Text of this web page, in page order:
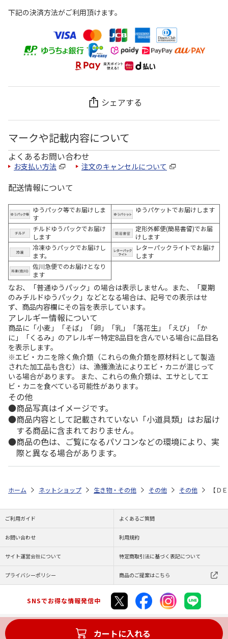
下記の決済方法がご利用頂けます。
シェアする
マークや記載内容について
よくあるお問い合わせ
お支払い方法 注文のキャンセルについて
配送情報について
ゆうパック等でお届けしま
す
ゆうパケットでお届けします
チルドゆうパックでお届け
します
定形外郵便(簡易書留)でお届
けします
冷凍ゆうパックでお届けし
ます。
レターパックライトでお届け
します
佐川急便でのお届けとなり
ます
なお、「普通ゆうパック」の場合は表示しません。また、「夏期
のみチルドゆうパック」などとなる場合は、記号での表示はせ
ず、商品内容欄にその旨を表示しています。
アレルギー情報について
商品に「小麦」「そば」「卵」「乳」「落花生」「えび」「か
に」「くるみ」のアレルギー特定8品目を含んでいる場合に品目名
を表示します。
※エビ・カニを除く魚介類（これらの魚介類を原材料として製造
された加工品も含む）は、漁獲漁法によりエビ・カニが混じって
いる場合があります。 また、これらの魚介類は、エサとしてエ
ビ・カニを食べている可能性があります。
その他
商品写真はイメージです。
商品内容として記載されていない「小道具類」はお届け
する商品に含まれておりません。
商品の色は、ご覧になるパソコンなどの環境により、実
際と異なる場合があります。
カートに入れる
ホーム ネットショップ 生き物・その他 その他 その他 【Ｄ
ご利用ガイド よくあるご質問
お問い合わせ 利用規約
サイト運営会社について 特定商取引法に基づく表記について
プライバシーポリシー 商品のご提案はこちら
SNSでお得な情報発信中